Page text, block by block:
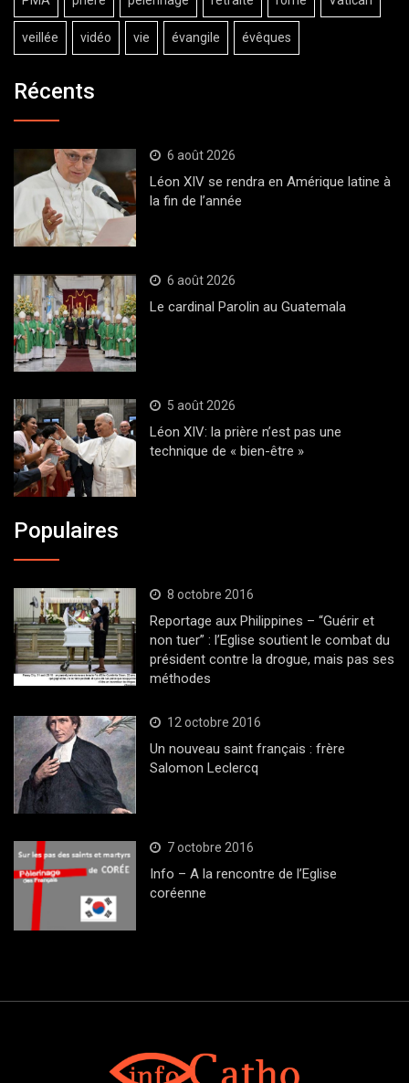
veillée vidéo vie évangile évêques
Récents
6 août 2026
Léon XIV se rendra en Amérique latine à
la fin de l’année
6 août 2026
Le cardinal Parolin au Guatemala
5 août 2026
Léon XIV: la prière n’est pas une
technique de « bien-être »
Populaires
8 octobre 2016
Reportage aux Philippines – “Guérir et
non tuer” : l’Eglise soutient le combat du
président contre la drogue, mais pas ses
méthodes
12 octobre 2016
Un nouveau saint français : frère
Salomon Leclercq
7 octobre 2016
Info – A la rencontre de l’Eglise
coréenne